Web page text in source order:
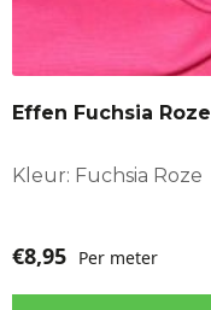
Effen Fuchsia
Kleur: Fuchsia Roze
€8,95 Per meter